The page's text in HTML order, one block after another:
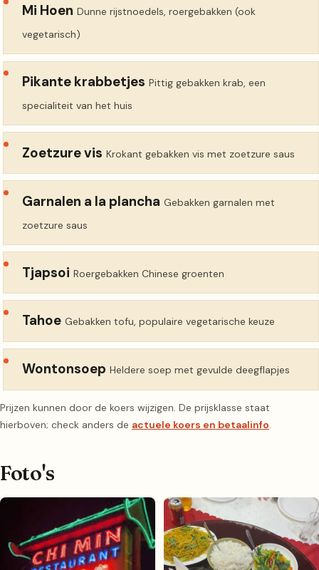
Mi Hoen Dunne rijstnoedels, roergebakken (ook
vegetarisch)
Pikante krabbetjes Pittig gebakken krab, een
specialiteit van het huis
Zoetzure vis Krokant gebakken vis met zoetzure saus
Garnalen a la plancha Gebakken garnalen met
zoetzure saus
Tjapsoi Roergebakken Chinese groenten
Tahoe Gebakken tofu, populaire vegetarische keuze
Wontonsoep Heldere soep met gevulde deegflapjes
Prijzen kunnen door de koers wijzigen. De prijsklasse staat
hierboven; check anders de actuele koers en betaalinfo.
Foto's